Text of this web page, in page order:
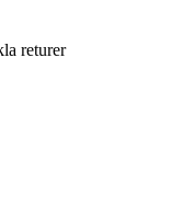
returer